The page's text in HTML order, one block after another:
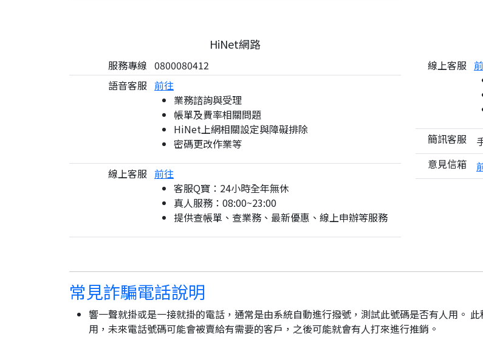
HiNet網路
服務專線 0800080412
語音客服 前往
業務諮詢與受理
帳單及費率相關問題
HiNet上網相關設定與障礙排除
密碼更改作業等
線上客服 前往
客服Q寶：24小時全年無休
真人服務：08:00~23:00
提供查帳單、查業務、最新優惠、線上申辦等服務
線上客服
簡訊客服
意見信箱
常見詐騙電話說明
響一聲就掛或是一接就掛的電話，通常是由系統自動進行撥號，測試此號碼是否有人用。
用，未來電話號碼可能會被賣給有需要的客戶，之後可能就會有人打來進行推銷。